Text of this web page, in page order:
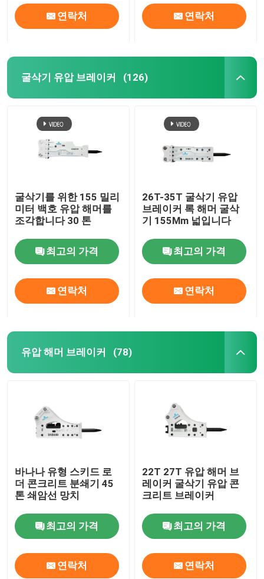
연락처 연락처
굴삭기 유압 브레이커 (126)
굴삭기를 위한 155 밀리
미터 백호 유압 해머를
조각합니다 30 톤
최고의 가격
연락처
26T-35T 굴삭기 유압
브레이커 록 해머 굴삭
기 155Mm 넓입니다
최고의 가격
연락처
유압 해머 브레이커 (78)
바나나 유형 스키드 로
더 콘크리트 분쇄기 45
톤 쇄암선 망치
최고의 가격
연락처
22T 27T 유압 해머 브
레이커 굴삭기 유압 콘
크리트 브레이커
최고의 가격
연락처